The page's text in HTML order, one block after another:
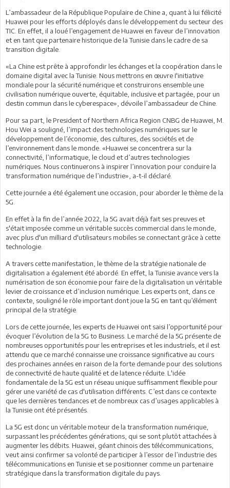
L’ambassadeur de la République Populaire de Chine a, quant à lui félicité
Huawei pour les efforts déployés dans le développement du secteur des
TIC. En effet, il a loué l’engagement de Huawei en faveur de l’innovation
et en tant que partenaire historique de la Tunisie dans le cadre de sa
transition digitale.
«La Chine est prête à approfondir les échanges et la coopération dans le
domaine digital avec la Tunisie. Nous mettrons en œuvre I'initiative
mondiale pour la sécurité numérique et construirons ensemble une
civilisation numérique ouverte, équitable, inclusive et partagée, pour un
destin commun dans le cyberespace», dévoile l’ambassadeur de Chine.
Pour sa part, le President of Northern Africa Region CNBG de Huawei, M.
Hou Wei a souligné, l’impact des technologies numériques sur le
développement de l’économie, des cultures, des sociétés et de
l’environnement dans le monde. «Huawei se concentrera sur la
connectivité, l’informatique, le cloud et d’autres technologies
numériques. Nous continuerons à inspirer l’innovation pour conduire la
transformation numérique de l’industrie», a-t-il déclaré.
Cette journée a été également une occasion, pour aborder le thème de la
5G.
En effet à la fin de l’année 2022, la 5G avait déjà fait ses preuves et
s'était imposée comme un véritable succès commercial dans le monde,
avec plus d'un milliard d'utilisateurs mobiles se connectant grâce à cette
technologie.
A travers cette manifestation, le thème de la stratégie nationale de
digitalisation a également été abordé. En effet, la Tunisie avance vers la
numérisation de son économie pour faire de la digitalisation un véritable
levier de croissance et d’inclusion numérique. Les experts ont, dans ce
contexte, souligné le rôle important dont joue la 5G en tant qu’élément
principal de la stratégie.
Lors de cette journée, les experts de Huawei ont saisi l’opportunité pour
évoquer l’évolution de la 5G to Business. Le marché de la 5G présente de
nombreuses opportunités pour les entreprises et les industriels, et il est
attendu que ce marché connaisse une croissance significative au cours
des prochaines années en raison de la forte demande pour des solutions
de connectivité de haute qualité et de latence réduite. L'idée
fondamentale de la 5G est un réseau unique suffisamment flexible pour
gérer une variété de cas d'utilisation différents. C’est dans ce contexte
que les dernières tendances et de nombreux cas d’usages applicables à
la Tunisie ont été présentés.
La 5G est donc un véritable moteur de la transformation numérique,
surpassant les précédentes générations, qui se sont plutôt attachées à
augmenter les débits. Huawei, géant chinois des télécommunications,
veut ainsi confirmer sa volonté de participer à l’essor de l’industrie des
télécommunications en Tunisie et se positionner comme un partenaire
stratégique dans la transformation digitale du pays.